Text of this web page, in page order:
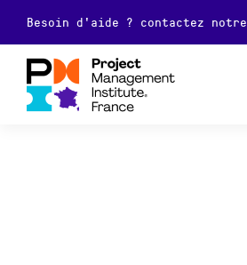
Besoin d'aide ? contactez notre